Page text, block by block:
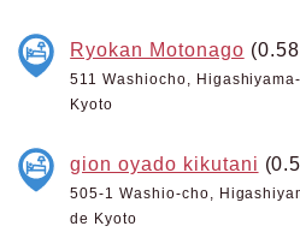
Ryokan Motonago
511 Washiocho,
Kyoto
gion oyado kikutani
505-1 Washio-cho,
de Kyoto